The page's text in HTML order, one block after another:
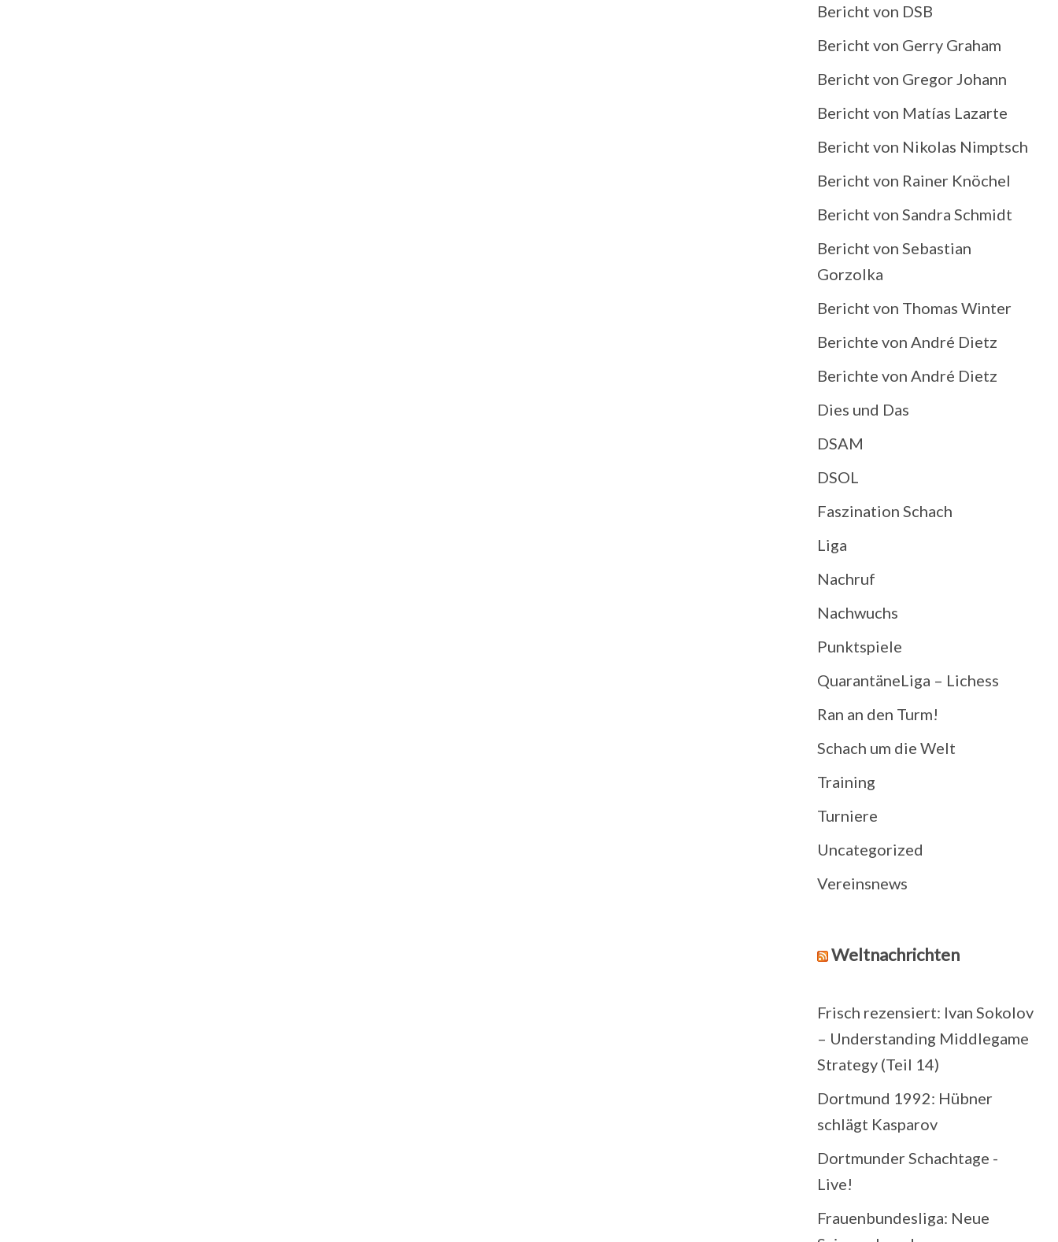
Bericht von DSB
Bericht von Gerry Graham
Bericht von Gregor Johann
Bericht von Matías Lazarte
Bericht von Nikolas Nimptsch
Bericht von Rainer Knöchel
Bericht von Sandra Schmidt
Bericht von Sebastian
Gorzolka
Bericht von Thomas Winter
Berichte von André Dietz
Berichte von André Dietz
Dies und Das
DSAM
DSOL
Faszination Schach
Liga
Nachruf
Nachwuchs
Punktspiele
QuarantäneLiga – Lichess
Ran an den Turm!
Schach um die Welt
Training
Turniere
Uncategorized
Vereinsnews
Weltnachrichten
Frisch rezensiert: Ivan Sokolov
– Understanding Middlegame
Strategy (Teil 14)
Dortmund 1992: Hübner
schlägt Kasparov
Dortmunder Schachtage -
Live!
Frauenbundesliga: Neue